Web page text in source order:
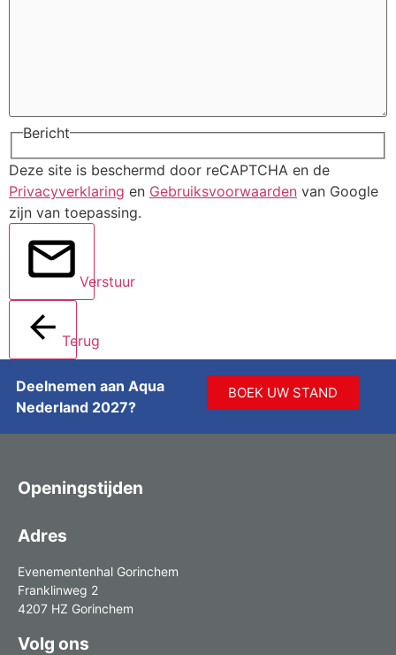
Bericht
Deze site is beschermd door reCAPTCHA en de
Privacyverklaring en Gebruiksvoorwaarden van Google
zijn van toepassing.
Verstuur
Terug
Deelnemen aan Aqua
Nederland 2027?
BOEK UW STAND
Openingstijden
Adres
Evenementenhal Gorinchem
Franklinweg 2
4207 HZ Gorinchem
Volg ons